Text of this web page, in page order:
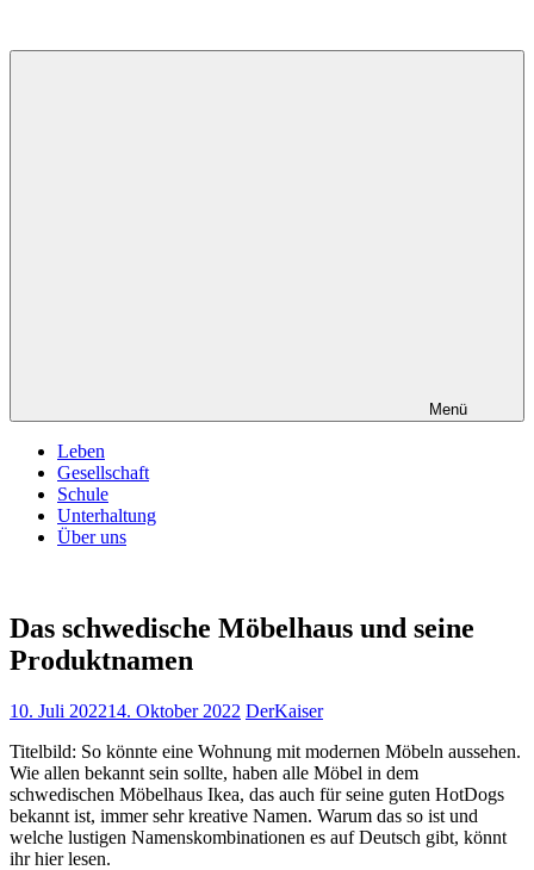
Menü
Leben
Gesellschaft
Schule
Unterhaltung
Über uns
Das schwedische Möbelhaus und seine
Produktnamen
10. Juli 202214. Oktober 2022 DerKaiser
Titelbild: So könnte eine Wohnung mit modernen Möbeln aussehen.
Wie allen bekannt sein sollte, haben alle Möbel in dem
schwedischen Möbelhaus Ikea, das auch für seine guten HotDogs
bekannt ist, immer sehr kreative Namen. Warum das so ist und
welche lustigen Namenskombinationen es auf Deutsch gibt, könnt
ihr hier lesen.